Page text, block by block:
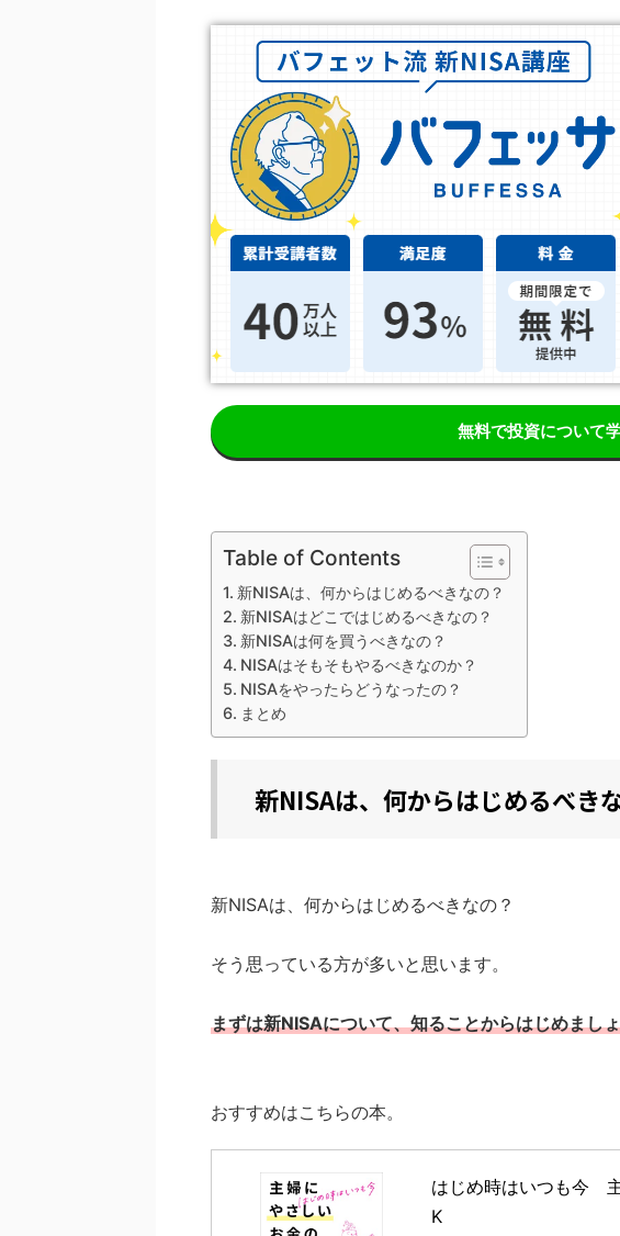
無料で投資について
Table of Contents
新NISAは、何からはじめるべきなの？
新NISAはどこではじめるべきなの？
新NISAは何を買うべきなの？
NISAはそもそもやるべきなのか？
NISAをやったらどうなったの？
まとめ
新NISAは、何からはじめるべき
新NISAは、何からはじめるべきなの？
そう思っている方が多いと思います。
まずは新NISAについて、知ることからはじめまし
おすすめはこちらの本。
はじめ時はいつも今　
K